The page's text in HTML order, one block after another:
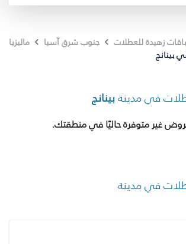
باقات زهيدة للعطلات جنوب شرق آسيا
ماليزيا
بينانج
في مدينة بينانج
غير متوفرة حاليًا في منطقتك.
في مدينة